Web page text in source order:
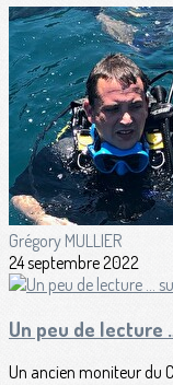
Grégory MULLIER
24 septembre 2022
Un peu de lecture
Un ancien moniteur du